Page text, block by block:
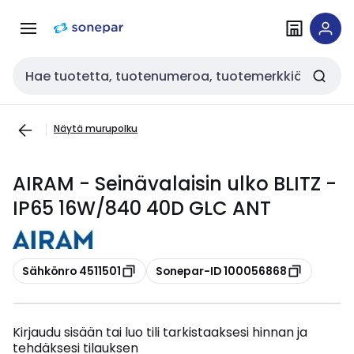
navigointiinsisältöön
Haku
Näytä murupolku
AIRAM - Seinävalaisin ulko BLITZ -
IP65 16W/840 40D GLC ANT
Kopioi
Sähkönro 4511501 Kopioi
Sonepar-ID 100056868
Kirjaudu sisään tai luo tili tarkistaaksesi hinnan ja
tehdäksesi tilauksen